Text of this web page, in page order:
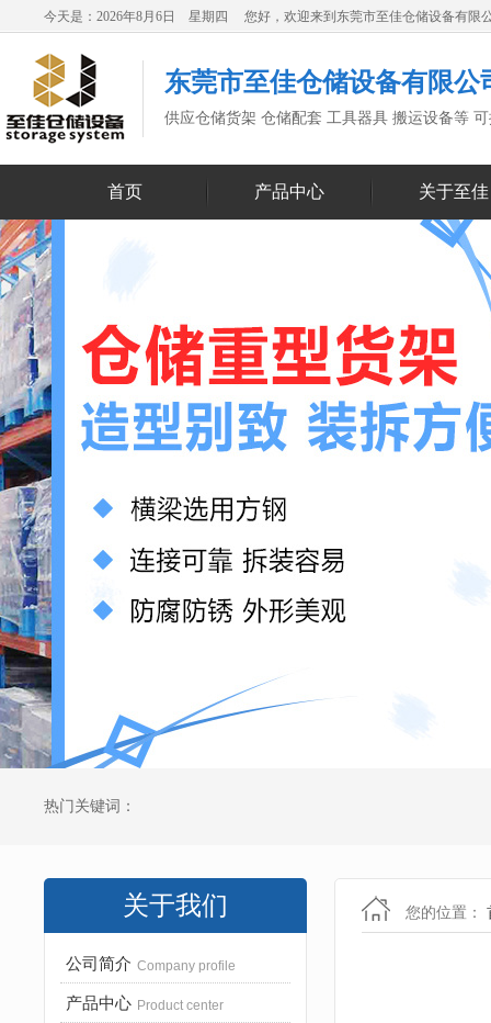
今天是：2026年8月6日 星期四 您好，欢迎来到东莞市至佳仓储设备有限
东莞市至佳仓储设备有限公
供应仓储货架 仓储配套 工具器具 搬运设备等
首页 产品中心 关于至佳
热门关键词：
关于我们
公司简介 Company profile
产品中心 Product center
您的位置：